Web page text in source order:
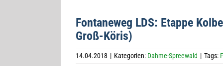
Fon­ta­ne­weg LDS: Etappe
Groß-Köris)
14.04.2018 | Kategorien: Dahme-Spreewald | Tags: